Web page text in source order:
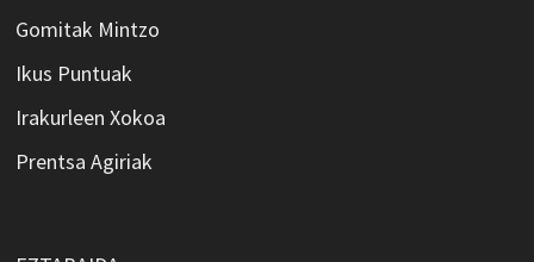
Gomitak Mintzo
Ikus Puntuak
Irakurleen Xokoa
Prentsa Agiriak